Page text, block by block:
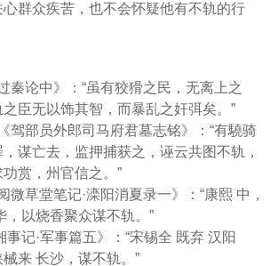
群众疾苦，也不会怀疑他有不轨的行
秦论中》：“虽有狡猾之民，无离上之
臣无以饰其智，而暴乱之奸弭矣。”
驾部员外郎司马府君墓志铭》：“有驍骑
谋亡去，监押捕获之，诬云共图不轨，
赏，州官信之。”
微草堂笔记·滦阳消夏录一》：“康熙 中，
，以烧香聚众谋不轨。”
事记·军事篇五》：“宋锡全 既弃 汉阳
来 长沙，谋不轨。”